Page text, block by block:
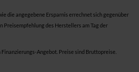
die angegebene Ersparnis errechnet sich gegenüber
Preisempfehlung des Herstellers am Tag der
Angebot. Preise sind Bruttopreise.